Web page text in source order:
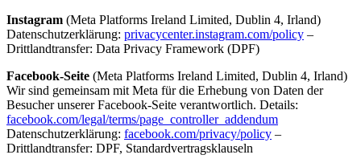
Instagram (Meta Platforms Ireland Limited, Dublin 4, Irland)
Datenschutzerklärung: privacycenter.instagram.com/policy –
Drittlandtransfer: Data Privacy Framework (DPF)
Facebook-Seite (Meta Platforms Ireland Limited, Dublin 4, Irland)
Wir sind gemeinsam mit Meta für die Erhebung von Daten der
Besucher unserer Facebook-Seite verantwortlich. Details:
facebook.com/legal/terms/page_controller_addendum
Datenschutzerklärung: facebook.com/privacy/policy –
Drittlandtransfer: DPF, Standardvertragsklauseln